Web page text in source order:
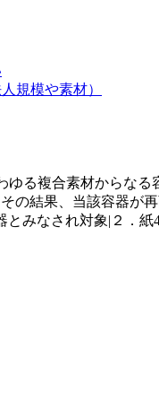
規模や素材）
ゆる複合素材からな
の結果、当該容器が
とみなされ対象|２．